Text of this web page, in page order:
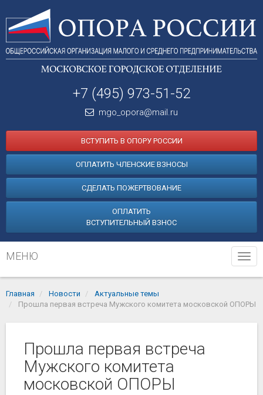
+7 (495) 973-51-52
mgo_opora@mail.ru
ВСТУПИТЬ В ОПОРУ РОССИИ
ОПЛАТИТЬ ЧЛЕНСКИЕ ВЗНОСЫ
СДЕЛАТЬ ПОЖЕРТВОВАНИЕ
ОПЛАТИТЬ
ВСТУПИТЕЛЬНЫЙ ВЗНОС
МЕНЮ
Главная Новости
Актуальные темы
Прошла первая встреча Мужского комитета московской ОПОРЫ
Прошла первая встреча
Мужского комитета
московской ОПОРЫ